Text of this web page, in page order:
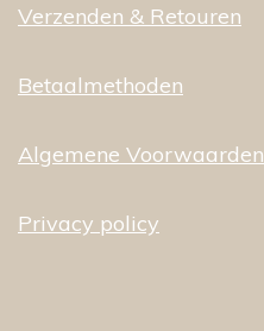
Verzenden & Retouren
Betaalmethoden
Algemene Voorwaarden
Privacy policy